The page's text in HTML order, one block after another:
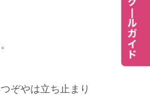
ぞやは立ち止まり